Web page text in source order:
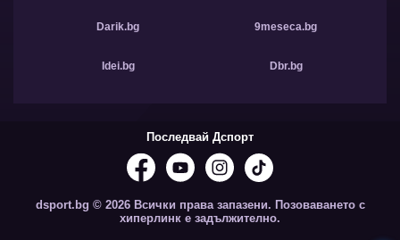
Darik.bg 9meseca.bg
Idei.bg Dbr.bg
Последвай Дспорт
dsport.bg © 2026 Всички права запазени. Позоваването с
хиперлинк е задължително.